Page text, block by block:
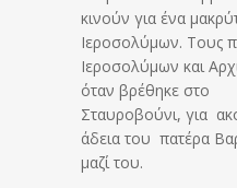
κινούν για ένα
Ιεροσολύμων. Τους
Ιεροσολύμων και
όταν βρέθηκε στο
Σταυροβούνι, για
άδεια του πατέρα
μαζί του.